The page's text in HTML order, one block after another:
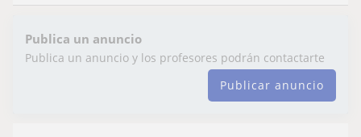
Publica un anuncio
Publica un anuncio y los profesores podrán contactarte
Publicar anuncio